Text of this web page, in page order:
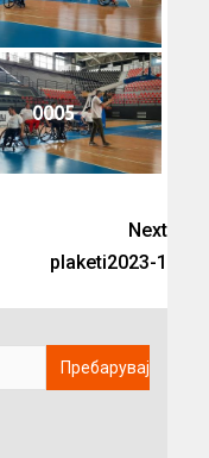
0005
Next
plaketi2023-1